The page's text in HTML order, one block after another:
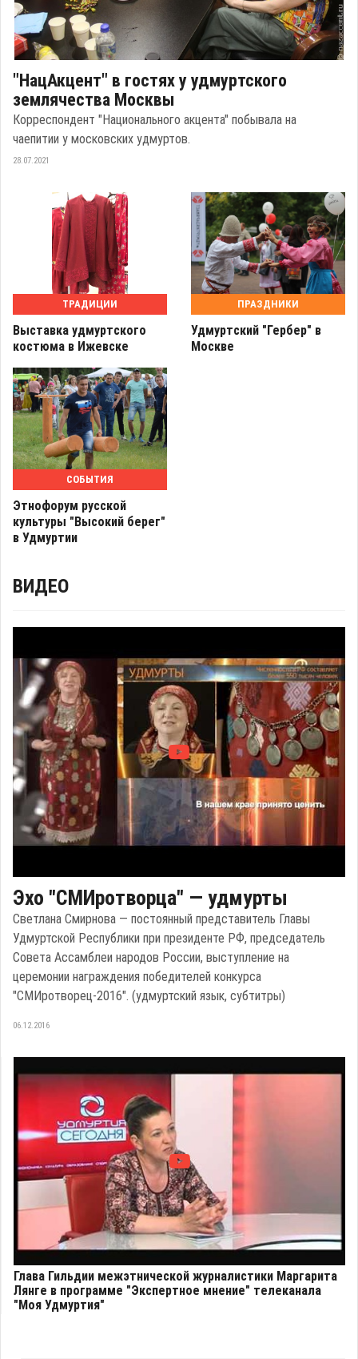
"НацАкцент" в гостях у удмуртского
землячества Москвы
Корреспондент "Национального акцента" побывала на
чаепитии у московских удмуртов.
28.07.2021
ТРАДИЦИИ
Выставка удмуртского
костюма в Ижевске
ПРАЗДНИКИ
Удмуртский "Гербер" в
Москве
СОБЫТИЯ
Этнофорум русской
культуры "Высокий берег"
в Удмуртии
ВИДЕО
Эхо "СМИротворца" — удмурты
Светлана Смирнова — постоянный представитель Главы
Удмуртской Республики при президенте РФ, председатель
Совета Ассамблеи народов России, выступление на
церемонии награждения победителей конкурса
"СМИротворец-2016". (удмуртский язык, субтитры)
06.12.2016
Глава Гильдии межэтнической журналистики Маргарита
Лянге в программе "Экспертное мнение" телеканала
"Моя Удмуртия"